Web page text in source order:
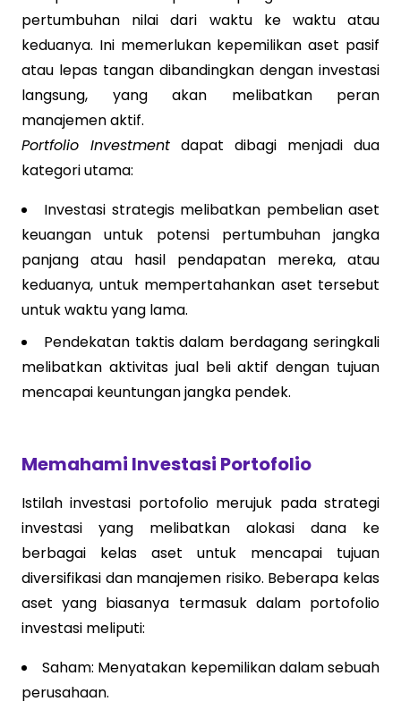
pertumbuhan nilai dari waktu ke waktu atau
keduanya. Ini memerlukan kepemilikan aset pasif
atau lepas tangan dibandingkan dengan investasi
langsung, yang akan melibatkan peran
manajemen aktif.
Portfolio Investment dapat dibagi menjadi dua
kategori utama:
Investasi strategis melibatkan pembelian aset
keuangan untuk potensi pertumbuhan jangka
panjang atau hasil pendapatan mereka, atau
keduanya, untuk mempertahankan aset tersebut
untuk waktu yang lama.
Pendekatan taktis dalam berdagang seringkali
melibatkan aktivitas jual beli aktif dengan tujuan
mencapai keuntungan jangka pendek.
Memahami Investasi Portofolio
Istilah investasi portofolio merujuk pada strategi
investasi yang melibatkan alokasi dana ke
berbagai kelas aset untuk mencapai tujuan
diversifikasi dan manajemen risiko. Beberapa kelas
aset yang biasanya termasuk dalam portofolio
investasi meliputi:
Saham: Menyatakan kepemilikan dalam sebuah
perusahaan.